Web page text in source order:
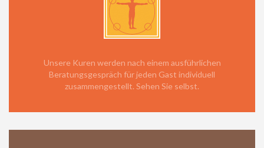
Unsere Kuren werden nach einem ausführlichen
Beratungsgespräch für jeden Gast individuell
zusammengestellt. Sehen Sie selbst.